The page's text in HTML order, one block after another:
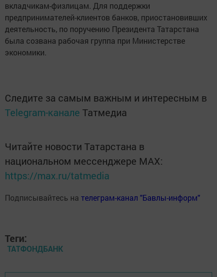
вкладчикам-физлицам. Для поддержки
предпринимателей-клиентов банков, приостановивших
деятельность, по поручению Президента Татарстана
была созвана рабочая группа при Министерстве
экономики.
Следите за самым важным и интересным в
Telegram-канале Татмедиа
Читайте новости Татарстана в
национальном мессенджере MАХ:
https://max.ru/tatmedia
Подписывайтесь на телеграм-канал "Бавлы-информ"
Теги:
ТАТФОНДБАНК